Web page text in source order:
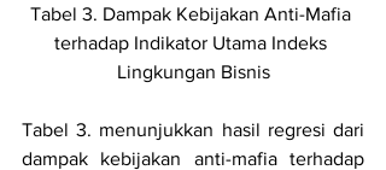
Tabel 3. Dampak Kebijakan Anti-Mafia
terhadap Indikator Utama Indeks
Lingkungan Bisnis
Tabel 3. menunjukkan hasil regresi dari
dampak kebijakan anti-mafia terhadap